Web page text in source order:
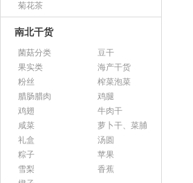
菊花茶
南北干货
菌菇分类
豆干
果实类
海产干货
粉丝
榨菜泡菜
腊肠腊肉
鸡腿
鸡翅
牛肉干
咸菜
萝卜干、菜脯
礼盒
汤圆
粽子
苹果
雪梨
香蕉